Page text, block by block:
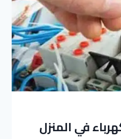
في المنزل